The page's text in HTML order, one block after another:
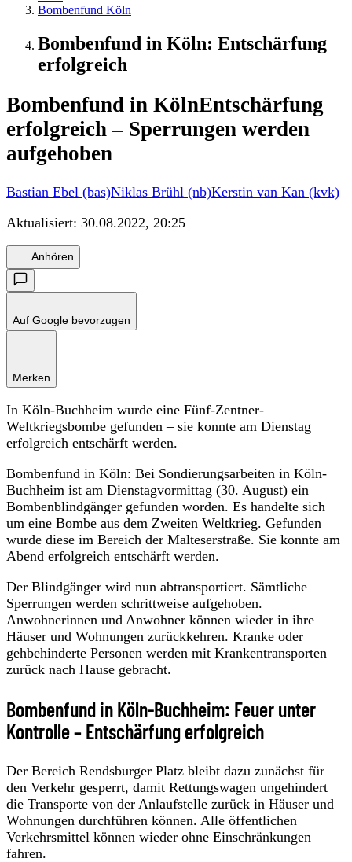
Bombenfund Köln
Bombenfund in Köln: Entschärfung
erfolgreich
Bombenfund in KölnEntschärfung
erfolgreich – Sperrungen werden
aufgehoben
Bastian Ebel (bas)Niklas Brühl (nb)Kerstin van Kan (kvk)
Aktualisiert: 30.08.2022, 20:25
Anhören
Auf Google bevorzugen
Merken
In Köln-Buchheim wurde eine Fünf-Zentner-
Weltkriegsbombe gefunden – sie konnte am Dienstag
erfolgreich entschärft werden.
Bombenfund in Köln: Bei Sondierungsarbeiten in Köln-
Buchheim ist am Dienstagvormittag (30. August) ein
Bombenblindgänger gefunden worden. Es handelte sich
um eine Bombe aus dem Zweiten Weltkrieg. Gefunden
wurde diese im Bereich der Malteserstraße. Sie konnte am
Abend erfolgreich entschärft werden.
Der Blindgänger wird nun abtransportiert. Sämtliche
Sperrungen werden schrittweise aufgehoben.
Anwohnerinnen und Anwohner können wieder in ihre
Häuser und Wohnungen zurückkehren. Kranke oder
gehbehinderte Personen werden mit Krankentransporten
zurück nach Hause gebracht.
Bombenfund in Köln-Buchheim: Feuer unter
Kontrolle – Entschärfung erfolgreich
Der Bereich Rendsburger Platz bleibt dazu zunächst für
den Verkehr gesperrt, damit Rettungswagen ungehindert
die Transporte von der Anlaufstelle zurück in Häuser und
Wohnungen durchführen können. Alle öffentlichen
Verkehrsmittel können wieder ohne Einschränkungen
fahren.